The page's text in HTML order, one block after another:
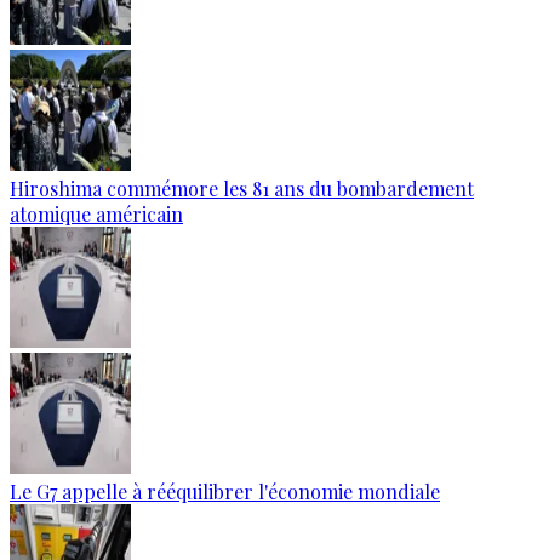
Hiroshima commémore les 81 ans du bombardement
atomique américain
Le G7 appelle à rééquilibrer l'économie mondiale